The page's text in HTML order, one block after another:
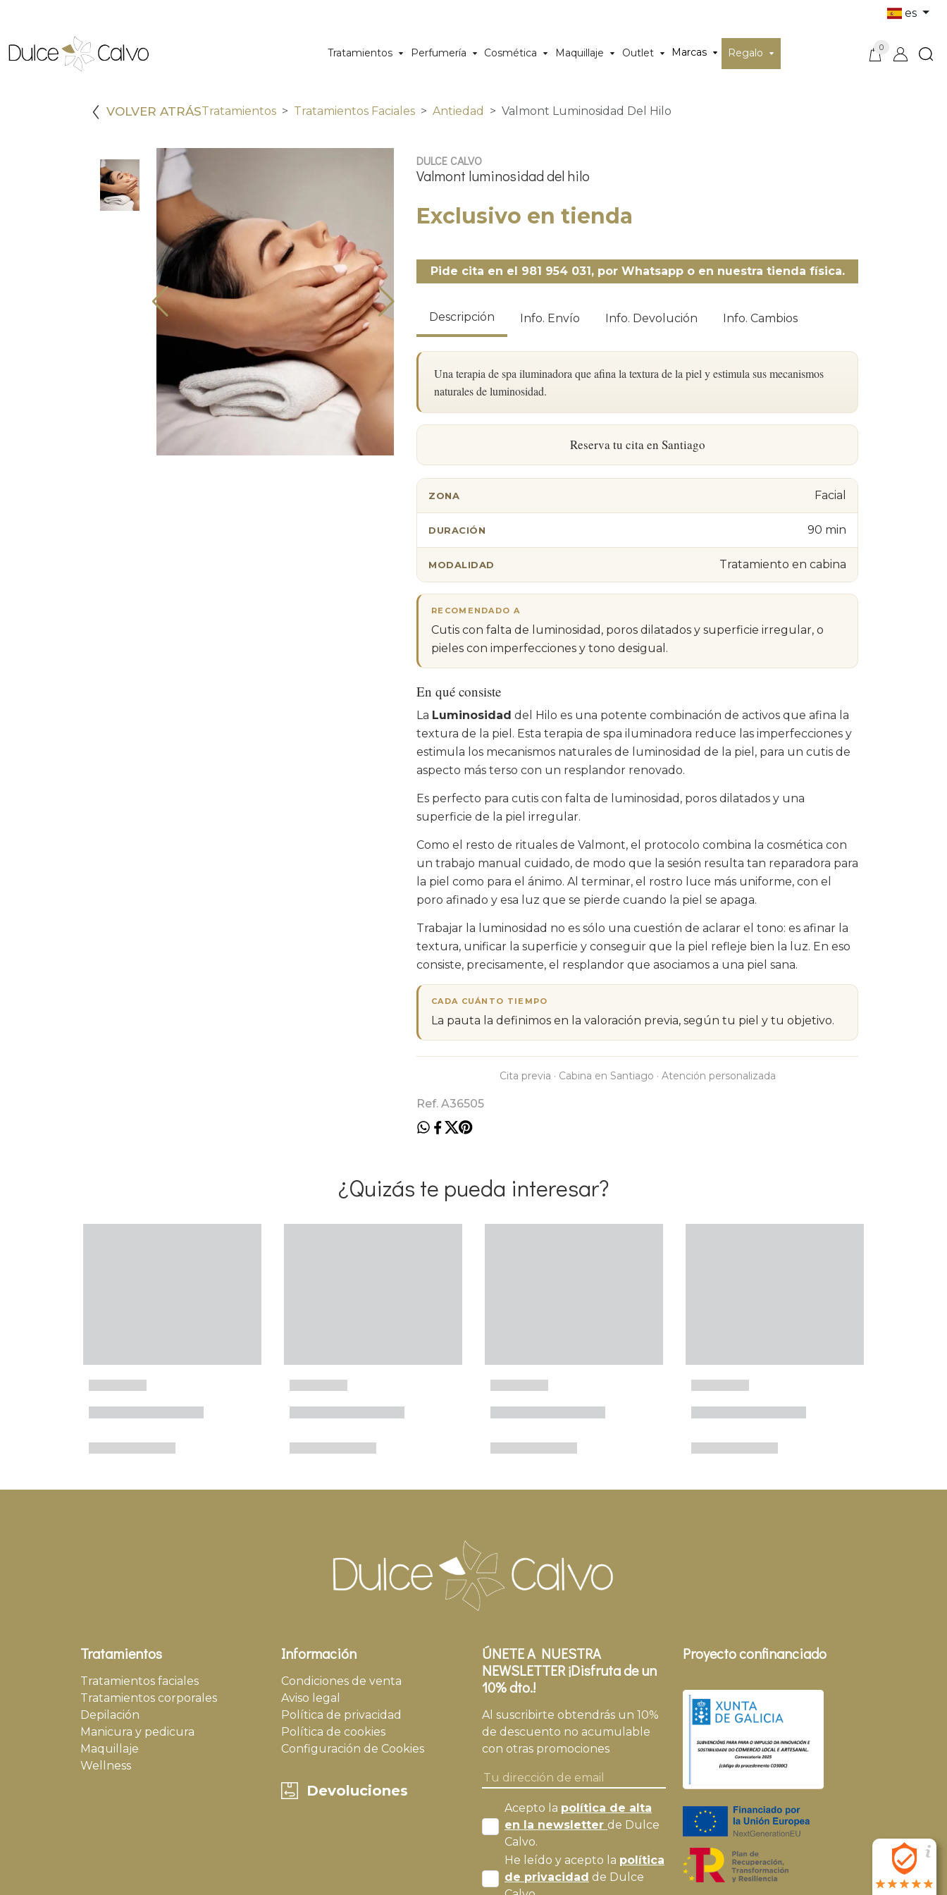
es
Tratamientos Perfumería Cosmética Maquillaje Outlet Marcas Regalo 0
VOLVER ATRÁSTratamientos Tratamientos Faciales Antiedad Valmont Luminosidad Del Hilo
DULCE CALVO
Valmont luminosidad del hilo
Exclusivo en tienda
Pide cita en el 981 954 031, por Whatsapp o en nuestra tienda física.
Descripción Info. Envío Info. Devolución Info. Cambios
Una terapia de spa iluminadora que afina la textura de la piel y estimula sus mecanismos
naturales de luminosidad.
Reserva tu cita en Santiago
ZONA Facial
DURACIÓN 90 min
MODALIDAD Tratamiento en cabina
RECOMENDADO A
Cutis con falta de luminosidad, poros dilatados y superficie irregular, o
pieles con imperfecciones y tono desigual.
En qué consiste
La Luminosidad del Hilo es una potente combinación de activos que afina la
textura de la piel. Esta terapia de spa iluminadora reduce las imperfecciones y
estimula los mecanismos naturales de luminosidad de la piel, para un cutis de
aspecto más terso con un resplandor renovado.
Es perfecto para cutis con falta de luminosidad, poros dilatados y una
superficie de la piel irregular.
Como el resto de rituales de Valmont, el protocolo combina la cosmética con
un trabajo manual cuidado, de modo que la sesión resulta tan reparadora para
la piel como para el ánimo. Al terminar, el rostro luce más uniforme, con el
poro afinado y esa luz que se pierde cuando la piel se apaga.
Trabajar la luminosidad no es sólo una cuestión de aclarar el tono: es afinar la
textura, unificar la superficie y conseguir que la piel refleje bien la luz. En eso
consiste, precisamente, el resplandor que asociamos a una piel sana.
CADA CUÁNTO TIEMPO
La pauta la definimos en la valoración previa, según tu piel y tu objetivo.
Cita previa · Cabina en Santiago · Atención personalizada
Ref. A36505
¿Quizás te pueda interesar?
Tratamientos
Tratamientos faciales
Tratamientos corporales
Depilación
Manicura y pedicura
Maquillaje
Wellness
Información
Condiciones de venta
Aviso legal
Política de privacidad
Política de cookies
Configuración de Cookies
Devoluciones
ÚNETE A NUESTRA
NEWSLETTER ¡Disfruta de un
10% dto.!
Al suscribirte obtendrás un 10%
de descuento no acumulable
con otras promociones
Acepto la política de alta
en la newsletter de Dulce
Calvo.
He leído y acepto la política
de privacidad de Dulce
Proyecto confinanciado